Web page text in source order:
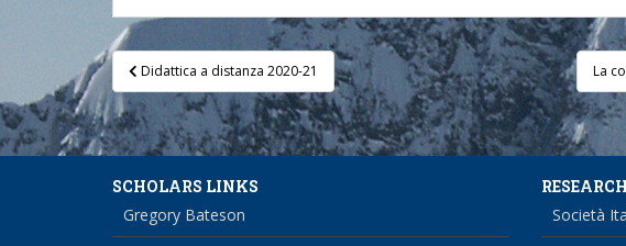
Post
navigation
Didattica a distanza 2020-21 La
SCHOLARS LINKS
Gregory Bateson
Società